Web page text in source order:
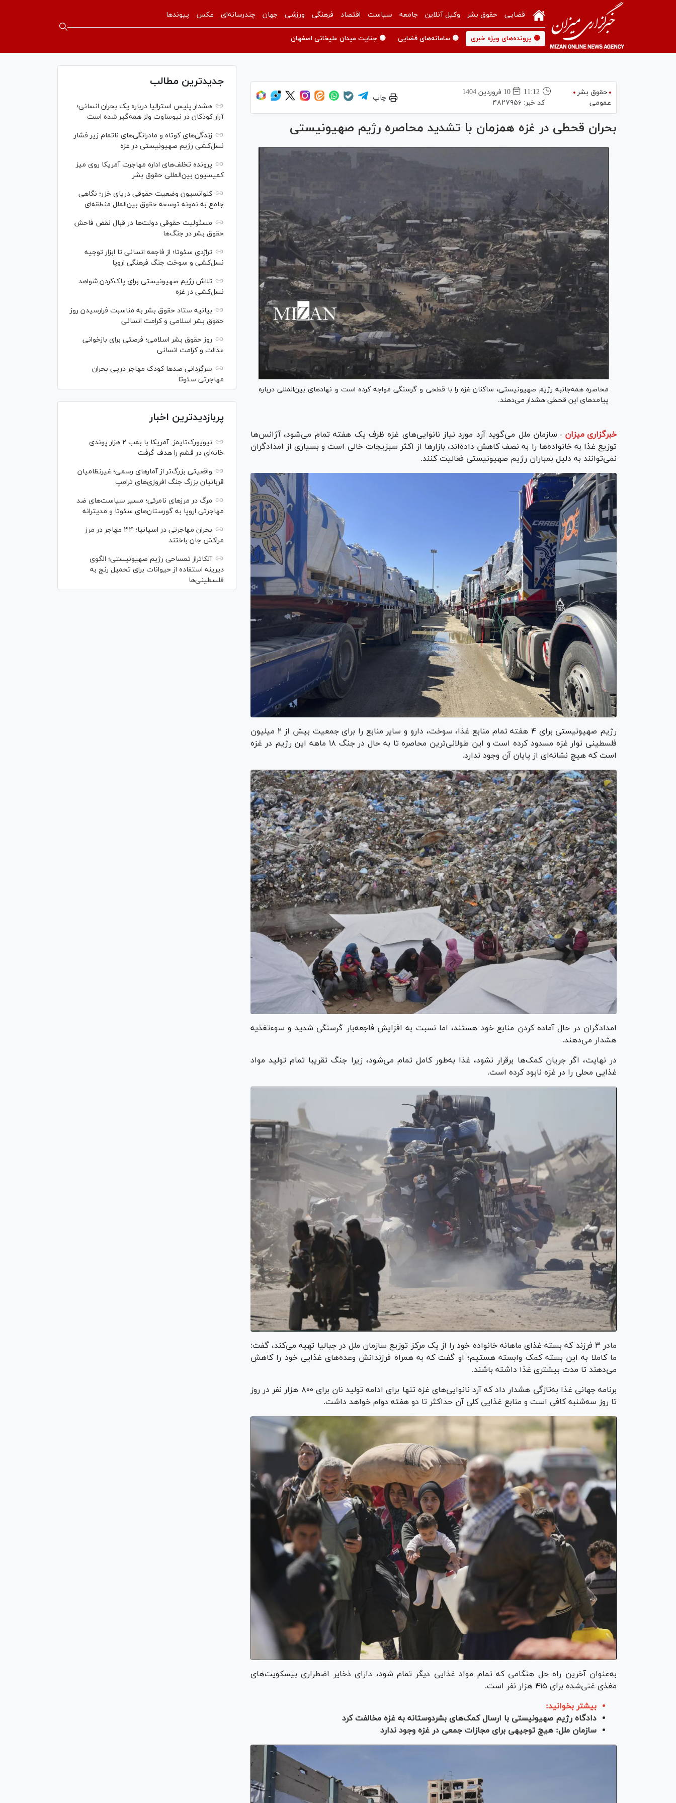
قضایی حقوق بشر وکیل آنلاین جامعه سیاست اقتصاد فرهنگی ورزشی جهان چندرسانه‌ای عکس پیوندها
🟡 پرونده‌های ویژه خبری 🟡 سامانه‌های قضایی 🟡 جنایت میدان علیخانی اصفهان
حقوق بشر
عمومی
11:12
10 فروردين 1404
کد خبر: ۴۸۲۷۹۵۶
چاپ
بحران قحطی در غزه همزمان با تشدید محاصره رژیم صهیونیستی
محاصره همه‌جانبه رژیم صهیونیستی، ساکنان غزه را با قطحی و گرسنگی مواجه کرده است و نهادهای بین‌المللی درباره
پیامدهای این قحطی هشدار می‌دهند.
خبرگزاری میزان - سازمان ملل می‌گوید آرد مورد نیاز نانوایی‌های غزه ظرف یک هفته تمام می‌شود، آژانس‌ها
توزیع غذا به خانواده‌ها را به نصف کاهش داده‌اند، بازار‌ها از اکثر سبزیجات خالی است و بسیاری از امدادگران
نمی‌توانند به دلیل بمباران رژیم صهیونیستی فعالیت کنند.
رژیم صهیونیستی برای ۴ هفته تمام منابع غذا، سوخت، دارو و سایر منابع را برای جمعیت بیش از ۲ میلیون
فلسطینی نوار غزه مسدود کرده است و این طولانی‌ترین محاصره تا به حال در جنگ ۱۸ ماهه این رژیم در غزه
است که هیچ نشانه‌ای از پایان آن وجود ندارد.
امدادگران در حال آماده کردن منابع خود هستند، اما نسبت به افزایش فاجعه‌بار گرسنگی شدید و سوءتغذیه
هشدار می‌دهند.
در نهایت، اگر جریان کمک‌ها برقرار نشود، غذا به‌طور کامل تمام می‌شود، زیرا جنگ تقریبا تمام تولید مواد
غذایی محلی را در غزه نابود کرده است.
مادر ۳ فرزند که بسته غذای ماهانه خانواده خود را از یک مرکز توزیع سازمان ملل در جبالیا تهیه می‌کند، گفت:
ما کاملا به این بسته کمک وابسته هستیم؛ او گفت که به همراه فرزندانش وعده‌های غذایی خود را کاهش
می‌دهند تا مدت بیشتری غذا داشته باشند.
برنامه جهانی غذا به‌تازگی هشدار داد که آرد نانوایی‌های غزه تنها برای ادامه تولید نان برای ۸۰۰ هزار نفر در روز
تا روز سه‌شنبه کافی است و منابع غذایی کلی آن حداکثر تا دو هفته دوام خواهد داشت.
به‌عنوان آخرین راه حل هنگامی که تمام مواد غذایی دیگر تمام شود، دارای ذخایر اضطراری بیسکویت‌های
مغذی غنی‌شده برای ۴۱۵ هزار نفر است.
بیشتر بخوانید:
دادگاه رژیم صهیونیستی با ارسال کمک‌های بشردوستانه به غزه مخالفت کرد
سازمان ملل: هیچ توجیهی برای مجازات جمعی در غزه وجود ندارد
جدیدترین مطالب
هشدار پلیس استرالیا درباره یک بحران انسانی؛
آزار کودکان در نیوساوت ولز همه‌گیر شده است
زندگی‌های کوتاه و مادرانگی‌های ناتمام زیر فشار
نسل‌کشی رژیم صهیونیستی در غزه
پرونده تخلف‌های اداره مهاجرت آمریکا روی میز
کمیسیون بین‌المللی حقوق بشر
کنوانسیون وضعیت حقوقی دریای خزر؛ نگاهی
جامع به نمونه توسعه حقوق بین‌الملل منطقه‌ای
مسئولیت حقوقی دولت‌ها در قبال نقض‌ فاحش
حقوق بشر در جنگ‌ها
تراژدی سئوتا؛ از فاجعه انسانی تا ابزار توجیه
نسل‌کشی و سوخت جنگ فرهنگی اروپا
تلاش رژیم صهیونیستی برای پاک‌کردن شواهد
نسل‌کشی در غزه
بیانیه ستاد حقوق بشر به مناسبت فرارسیدن روز
حقوق بشر اسلامی و کرامت انسانی
روز حقوق بشر اسلامی؛ فرصتی برای بازخوانی
عدالت و کرامت انسانی
سرگردانی صد‌ها کودک مهاجر درپی بحران
مهاجرتی سئوتا
پربازدیدترین اخبار
نیویورک‌تایمز: آمریکا با بمب ۲ هزار پوندی
خانه‌ای در قشم را هدف گرفت
واقعیتی بزرگ‌تر از آمار‌های رسمی؛ غیرنظامیان
قربانیان بزرگ جنگ افروزی‌های ترامپ
مرگ در مرز‌های نامرئی؛ مسیر سیاست‌های ضد
مهاجرتی اروپا به گورستان‌های سئوتا و مدیترانه
بحران مهاجرتی در اسپانیا؛ ۳۴ مهاجر در مرز
مراکش جان باختند
آلکاتراز تمساحی رژیم صهیونیستی؛ الگوی
دیرینه استفاده از حیوانات برای تحمیل رنج به
فلسطینی‌ها